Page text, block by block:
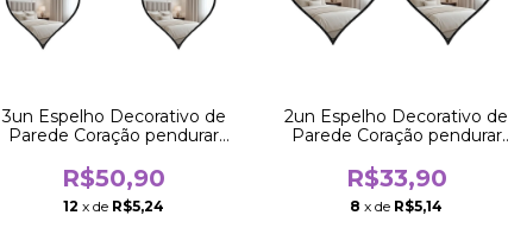
3un Espelho Decorativo de
Parede Coração pendurar
R$50,90
12 x de R$5,24
2un Espelho Decorativo de
Parede Coração pendurar
R$33,90
8 x de R$5,14